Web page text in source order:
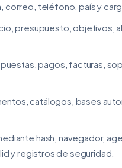
teléfono, país y
presupuesto, objetivos,
pagos, facturas,
catálogos, bases
hash, navegador,
y registros de seguridad.